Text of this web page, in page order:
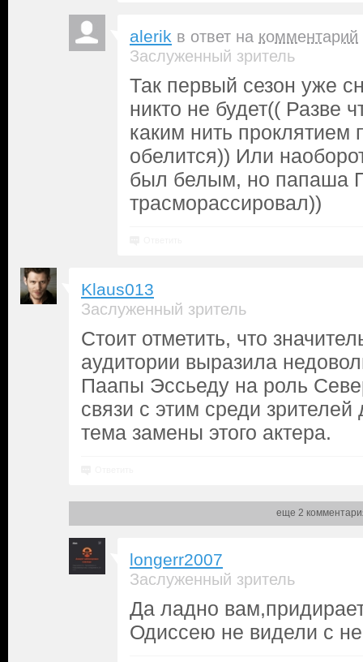
alerik в ответ на комментарий
Заслуженный зритель
Так первый сезон уже
никто не будет(( Разве
каким нить проклятием
обелится)) Или
был белым, но папаша
трасморассировал))
Klaus013
Заслуженный зритель
Стоит отметить, что
аудитории выразила
Паапы Эссьеду на роль
связи с этим среди
тема замены этого актера.
еще 2
longerr2007
Заслуженный зритель
Да ладно
Одиссею не видели с